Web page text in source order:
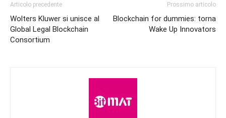
Articolo precedente
Wolters Kluwer si unisce al
Global Legal Blockchain
Consortium
Prossimo articolo
Blockchain for dummies: torna
Wake Up Innovators